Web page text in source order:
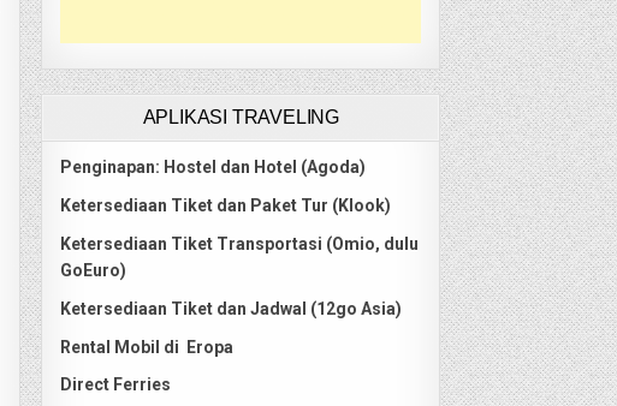
APLIKASI TRAVELING
Penginapan: Hostel dan Hotel (Agoda)
Ketersediaan Tiket dan Paket Tur (Klook)
Ketersediaan Tiket Transportasi (Omio, dulu
GoEuro)
Ketersediaan Tiket dan Jadwal (12go Asia)
Rental Mobil di Eropa
Direct Ferries